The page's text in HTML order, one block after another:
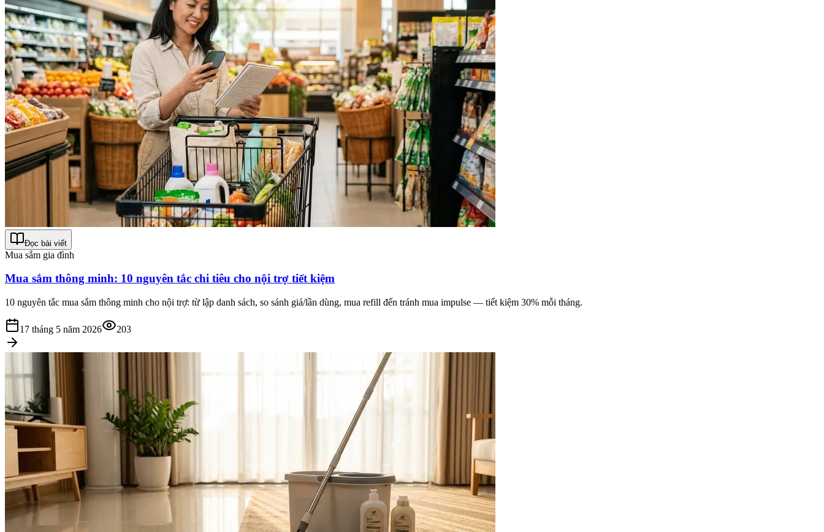
Đọc bài viết
Mua sắm gia đình
Mua sắm thông minh: 10 nguyên tắc chi tiêu cho nội trợ tiết kiệm
10 nguyên tắc mua sắm thông minh cho nội trợ: từ lập danh sách, so sánh giá/lần dùng, mua refill đến tránh mua impulse — tiết kiệm 30% mỗi tháng.
17 tháng 5 năm 2026 203